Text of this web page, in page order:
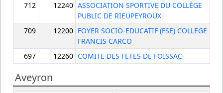
712
12240 ASSOCIATION SPORTIVE DU COLLÈGE
PUBLIC DE RIEUPEYROUX
709
12200 FOYER SOCIO-EDUCATIF (FSE) COLLEGE
FRANCIS CARCO
697
12260 COMITE DES FETES DE FOISSAC
Aveyron